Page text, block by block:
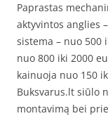
Paprastas
aktyvintos anglies
sistema – nuo 500
nuo 800 iki 2000
kainuoja nuo 150
Buksvarus.lt siūlo
montavimą bei